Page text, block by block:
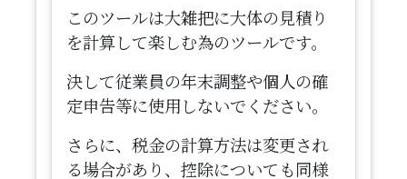
このツールは大雑把に大体の見積り
を計算して楽しむ為のツールです。
決して従業員の年末調整や個人の確
定申告等に使用しないでください。
さらに、税金の計算方法は変更され
る場合があり、控除についても同様